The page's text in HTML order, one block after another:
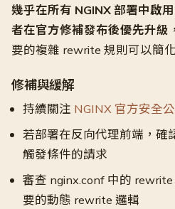
幾乎在所有 NGINX 部署中啟
者在官方修補發布後優先升級
要的複雜 rewrite 規則可以簡
修補與緩解
持續關注 NGINX 官方安全
若部署在反向代理前端，確
觸發條件的請求
審查 nginx.conf 中的
要的動態 rewrite 邏輯